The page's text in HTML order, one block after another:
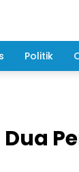
Politik